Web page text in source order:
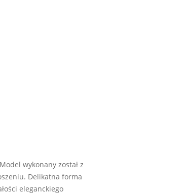
wykonany został z
Delikatna forma
eleganckiego